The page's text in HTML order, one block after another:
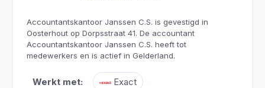
Accountantskantoor Janssen C.S. is gevestigd in
Oosterhout op Dorpsstraat 41. De accountant
Accountantskantoor Janssen C.S. heeft tot
medewerkers en is actief in Gelderland.
Werkt met: Exact